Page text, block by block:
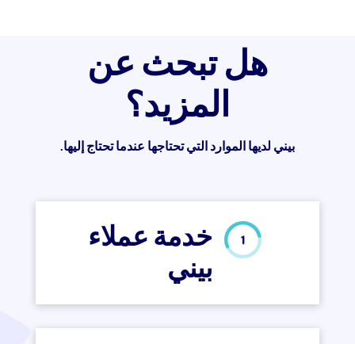
هل تبحث عن
المزيد؟
بيني لديها الموارد التي تحتاجها عندما تحتاج إليها.
خدمة عملاء
بيني